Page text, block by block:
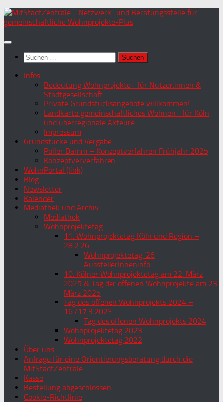
Zum
Inhalt
Suchen
nach:
Infos
Bedeutung Wohnprojekte+ für Nutzer:innen &
Stadtgesellschaft
Private Grundstücksangebote willkommen!
Landkarte gemeinschaftliches Wohnen+ für Köln
und überregionale Akteure
Impressum
Grundstücke und Vergabe
Poller Damm – Konzeptverfahren Frühjahr 2025
Konzeptververfahren
WohnPortal (link)
Blog
Newsletter
Kalender
Mediathek und Archiv
Mediathek
Wohnprojektetag
11. Wohnprojektetag Köln und Region –
28.2.26
Wohnprojektetag ’26
AusstellerInneninfo
10. Kölner Wohnprojektetag am 22. März
2025 & Tag der offenen Wohnprojekte am 23.
März 2025
Tag des offenen Wohnprojekts 2024 –
16./17.3.2023
Tag des offenen Wohnprojekts 2024
Wohnprojektetag 2023
Wohnprojektetag 2022
Über uns
Anfrage für eine Orientierungsberatung durch die
MitStadtZentrale
Kasse
Bestellung abgeschlossen
Cookie-Richtlinie